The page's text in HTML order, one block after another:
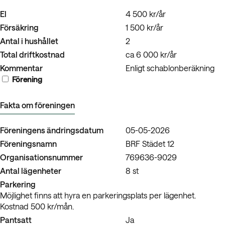
El
4 500 kr/år
Försäkring
1 500 kr/år
Antal i hushållet
2
Total driftkostnad
ca 6 000 kr/år
Kommentar
Enligt schablonberäkning
Förening
Fakta om föreningen
Föreningens ändringsdatum
05-05-2026
Föreningsnamn
BRF Städet 12
Organisationsnummer
769636-9029
Antal lägenheter
8 st
Parkering
Möjlighet finns att hyra en parkeringsplats per lägenhet.
Kostnad 500 kr/mån.
Pantsatt
Ja